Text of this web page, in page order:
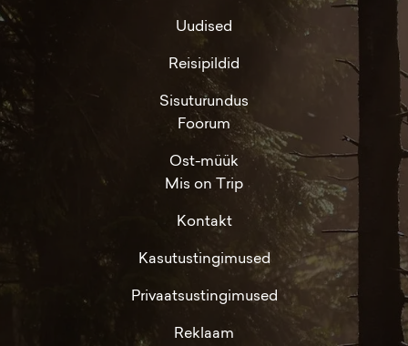
Uudised
Reisipildid
Sisuturundus
Foorum
Ost-müük
Mis on Trip
Kontakt
Kasutustingimused
Privaatsustingimused
Reklaam